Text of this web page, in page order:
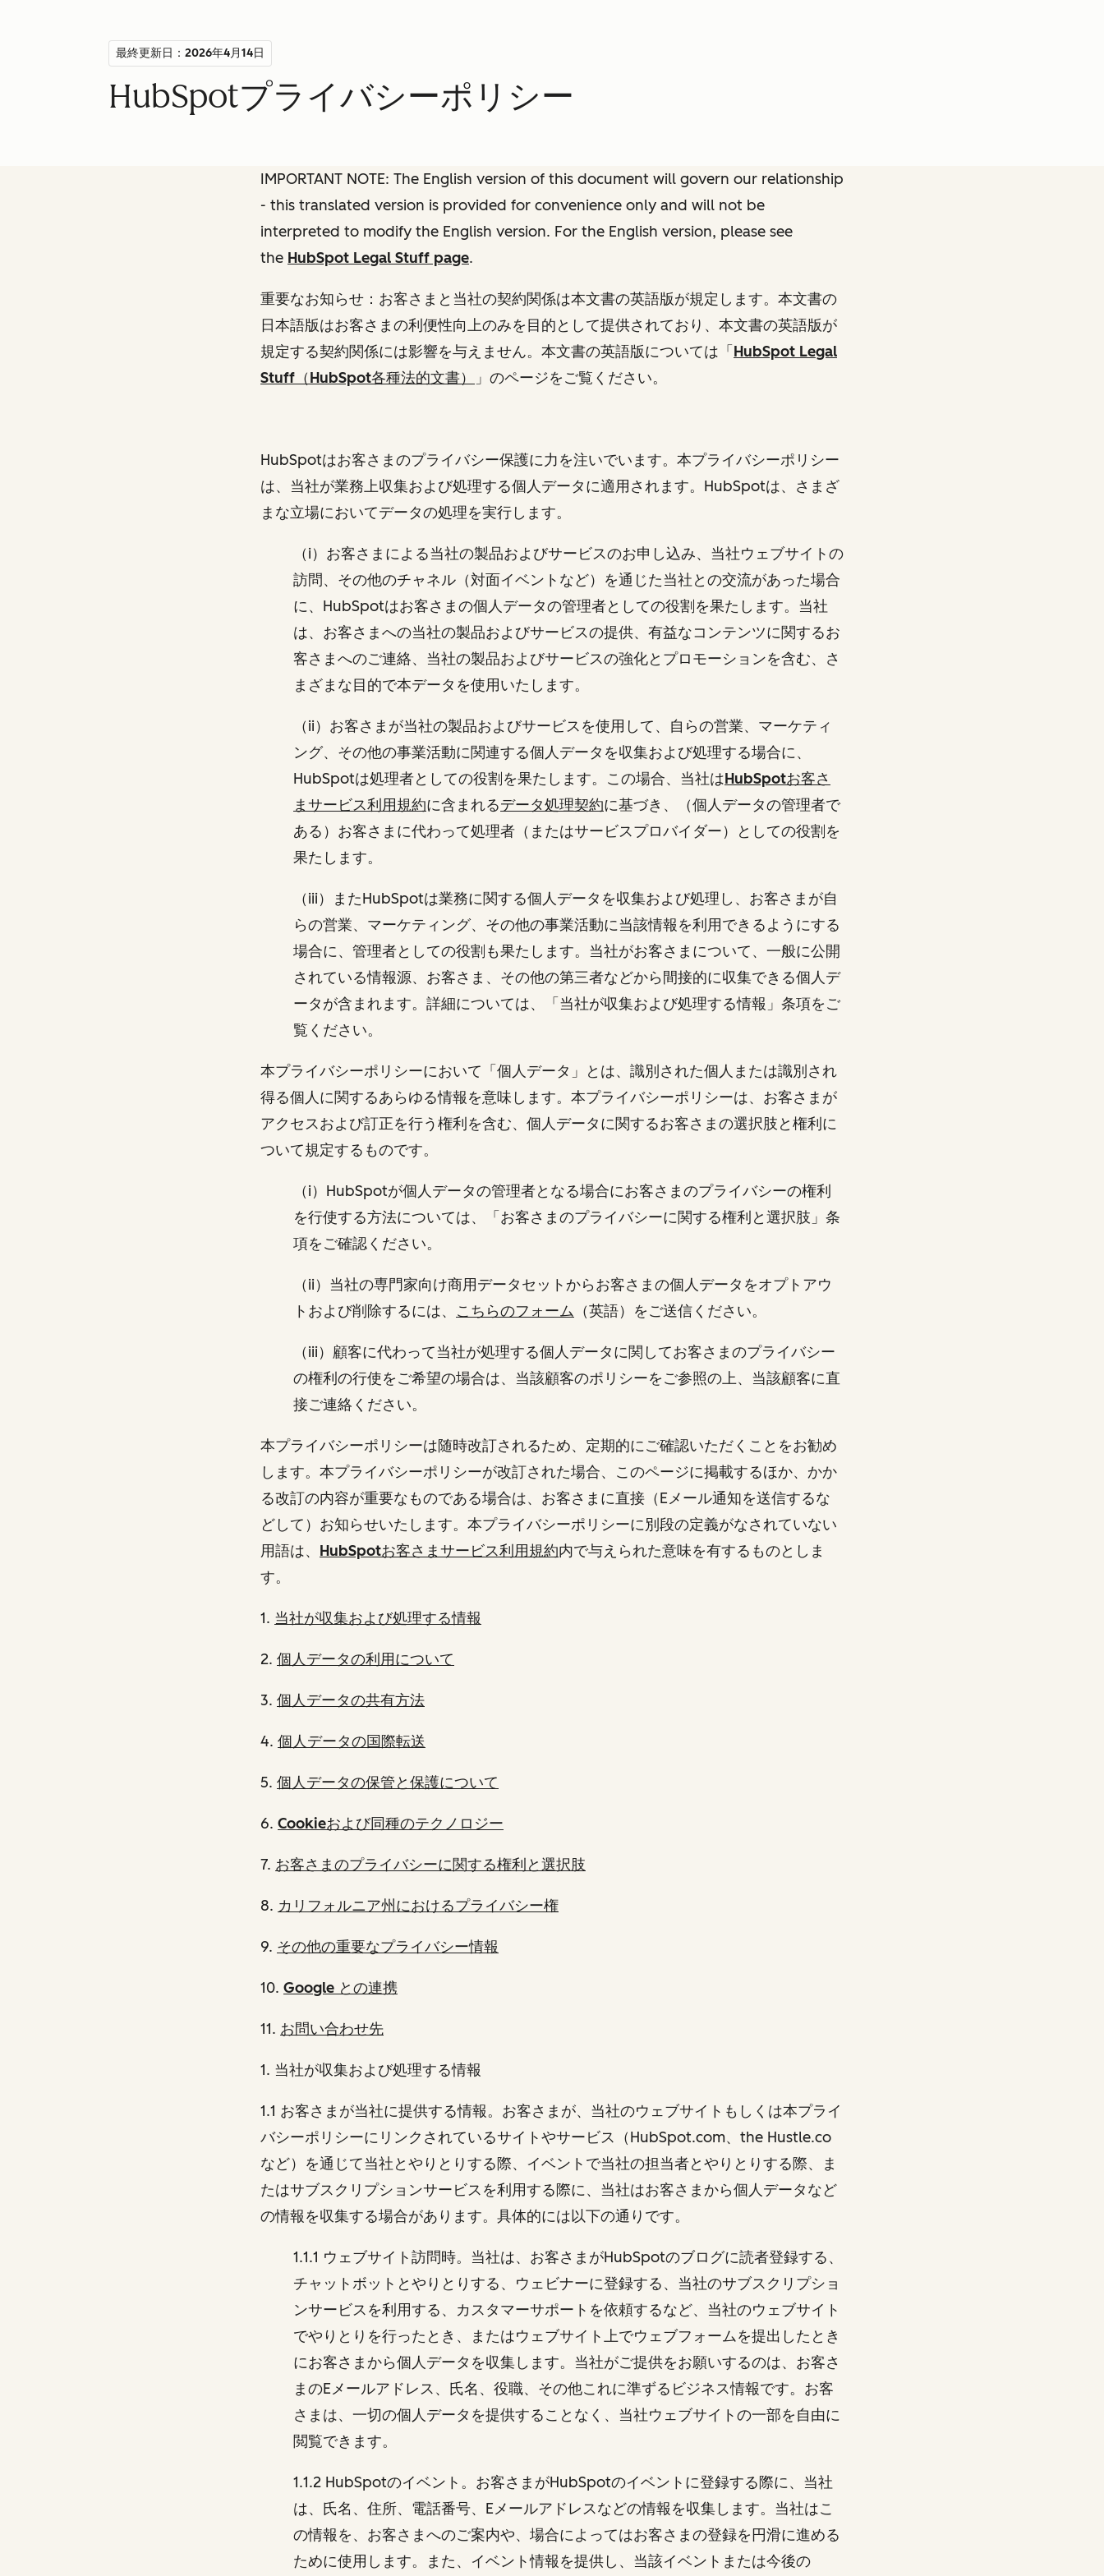
最終更新日：2026年4月14日
HubSpotプライバシーポリシー
IMPORTANT NOTE: The English version of this document will govern our relationship
- this translated version is provided for convenience only and will not be
interpreted to modify the English version. For the English version, please see
the HubSpot Legal Stuff page.
重要なお知らせ：お客さまと当社の契約関係は本文書の英語版が規定します。本文書の
日本語版はお客さまの利便性向上のみを目的として提供されており、本文書の英語版が
規定する契約関係には影響を与えません。本文書の英語版については 「 HubSpot Legal
Stuff（HubSpot各種法的文書）
」 のページをご覧ください。
HubSpotはお客さまのプライバシー保護に力を注いでいます。本プライバシーポリシー
は、当社が業務上収集および処理する個人データに適用されます。HubSpotは、さまざ
まな立場においてデータの処理を実行します。
（i）お客さまによる当社の製品およびサービスのお申し込み、当社ウェブサイトの
訪問、その他のチャネル（対面イベントなど）を通じた当社との交流があった場合
に、HubSpotはお客さまの個人データの管理者としての役割を果たします。当社
は、お客さまへの当社の製品およびサービスの提供、有益なコンテンツに関するお
客さまへのご連絡、当社の製品およびサービスの強化とプロモーションを含む、さ
まざまな目的で本データを使用いたします。
（ii）お客さまが当社の製品およびサービスを使用して、自らの営業、マーケティ
ング、その他の事業活動に関連する個人データを収集および処理する場合に、
HubSpotは処理者としての役割を果たします。この場合、当社はHubSpotお客さ
まサービス利用規約に含まれるデータ処理契約に基づき、（個人データの管理者で
ある）お客さまに代わって処理者（またはサービスプロバイダー）としての役割を
果たします。
（iii）またHubSpotは業務に関する個人データを収集および処理し、お客さまが自
らの営業、マーケティング、その他の事業活動に当該情報を利用できるようにする
場合に、管理者としての役割も果たします。当社がお客さまについて、一般に公開
されている情報源、お客さま、その他の第三者などから間接的に収集できる個人デ
ータが含まれます。詳細については、「当社が収集および処理する情報」条項をご
覧ください。
本プライバシーポリシーにおいて「個人データ」とは、識別された個人または識別され
得る個人に関するあらゆる情報を意味します。本プライバシーポリシーは、お客さまが
アクセスおよび訂正を行う権利を含む、個人データに関するお客さまの選択肢と権利に
ついて規定するものです。
（i）HubSpotが個人データの管理者となる場合にお客さまのプライバシーの権利
を行使する方法については、「お客さまのプライバシーに関する権利と選択肢」条
項をご確認ください。
（ii）当社の専門家向け商用データセットからお客さまの個人データをオプトアウ
トおよび削除するには、 こちらのフォーム （英語）をご送信ください。
（iii）顧客に代わって当社が処理する個人データに関してお客さまのプライバシー
の権利の行使をご希望の場合は、当該顧客のポリシーをご参照の上、当該顧客に直
接ご連絡ください。
本プライバシーポリシーは随時改訂されるため、定期的にご確認いただくことをお勧め
します。本プライバシーポリシーが改訂された場合、このページに掲載するほか、かか
る改訂の内容が重要なものである場合は、お客さまに直接（Eメール通知を送信するな
どして）お知らせいたします。本プライバシーポリシーに別段の定義がなされていない
用語は、 HubSpotお客さまサービス利用規約内で与えられた意味を有するものとしま
す。
1. 当社が収集および処理する情報
2. 個人データの利用について
3. 個人データの共有方法
4. 個人データの国際転送
5. 個人データの保管と保護について
6. Cookieおよび同種のテクノロジー
7. お客さまのプライバシーに関する権利と選択肢
8. カリフォルニア州におけるプライバシー権
9. その他の重要なプライバシー情報
10. Google との連携
11. お問い合わせ先
1. 当社が収集および処理する情報
1.1 お客さまが当社に提供する情報。お客さまが、当社のウェブサイトもしくは本プライ
バシーポリシーにリンクされているサイトやサービス（HubSpot.com、the Hustle.co
など）を通じて当社とやりとりする際、イベントで当社の担当者とやりとりする際、ま
たはサブスクリプションサービスを利用する際に、当社はお客さまから個人データなど
の情報を収集する場合があります。具体的には以下の通りです。
1.1.1 ウェブサイト訪問時。当社は、お客さまがHubSpotのブログに読者登録する、
チャットボットとやりとりする、ウェビナーに登録する、当社のサブスクリプショ
ンサービスを利用する、カスタマーサポートを依頼するなど、当社のウェブサイト
でやりとりを行ったとき、またはウェブサイト上でウェブフォームを提出したとき
にお客さまから個人データを収集します。当社がご提供をお願いするのは、お客さ
まのEメールアドレス、氏名、役職、その他これに準ずるビジネス情報です。お客
さまは、一切の個人データを提供することなく、当社ウェブサイトの一部を自由に
閲覧できます。
1.1.2 HubSpotのイベント。お客さまがHubSpotのイベントに登録する際に、当社
は、氏名、住所、電話番号、Eメールアドレスなどの情報を収集します。当社はこ
の情報を、お客さまへのご案内や、場合によってはお客さまの登録を円滑に進める
ために使用します。また、イベント情報を提供し、当該イベントまたは今後の